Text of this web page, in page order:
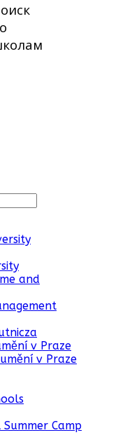
and
v Praze
v Praze
Camp